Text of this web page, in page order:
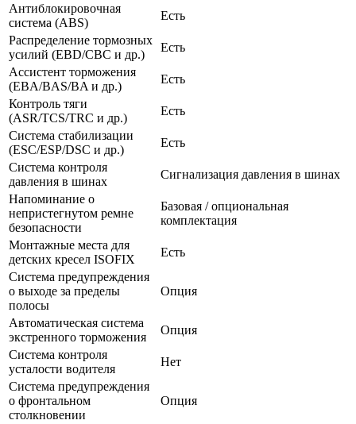
Антиблокировочная
система (ABS)
Есть
Распределение тормозных
усилий (EBD/CBC и др.)
Есть
Ассистент торможения
(EBA/BAS/BA и др.)
Есть
Контроль тяги
(ASR/TCS/TRC и др.)
Есть
Система стабилизации
(ESC/ESP/DSC и др.)
Есть
Система контроля
давления в шинах
Сигнализация давления в шинах
Напоминание о
непристегнутом ремне
безопасности
Базовая / опциональная
комплектация
Монтажные места для
детских кресел ISOFIX
Есть
Система предупреждения
о выходе за пределы
полосы
Опция
Автоматическая система
экстренного торможения
Опция
Система контроля
усталости водителя
Нет
Система предупреждения
о фронтальном
столкновении
Опция